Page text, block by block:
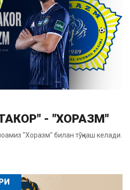
- "ХОРАЗМ"
"Хоразм" билан тўқнаш келади.